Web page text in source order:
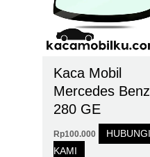
Kaca Mobil
Mercedes Benz
280 GE
Rp100.000
HUBUNGI
KAMI